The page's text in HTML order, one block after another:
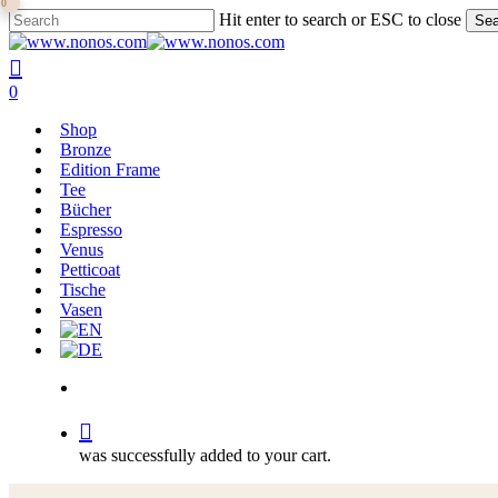
Skip
to
main
content
Hit enter to search or ESC to close
Close
Search
search
0
Shop
Bronze
Edition Frame
Tee
Bücher
Espresso
Venus
Petticoat
Tische
Vasen
0
was successfully added to your cart.